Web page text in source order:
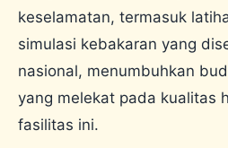
keselamatan, termasuk
simulasi kebakaran yang
nasional, menumbuhkan
yang melekat pada kualitas
fasilitas ini.